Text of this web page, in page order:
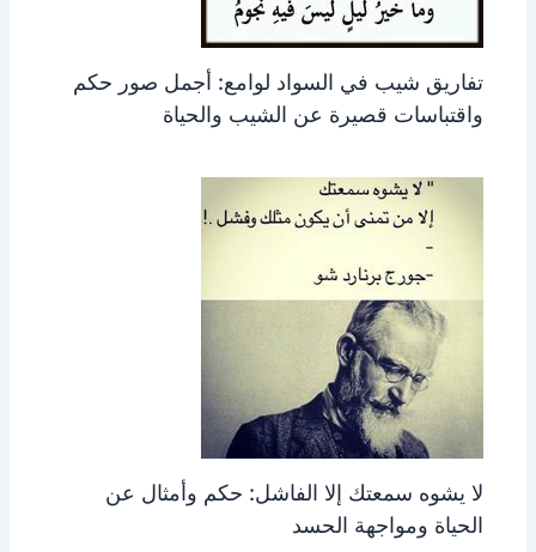
تفاريق شيب في السواد لوامع: أجمل صور حكم
واقتباسات قصيرة عن الشيب والحياة
لا يشوه سمعتك إلا الفاشل: حكم وأمثال عن
الحياة ومواجهة الحسد